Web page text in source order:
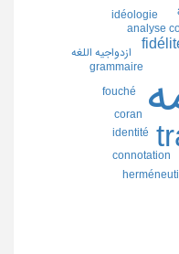
analyse
connotation
coran
fouché
grammaire
identité
idéologie
ازدواجيه اللغه